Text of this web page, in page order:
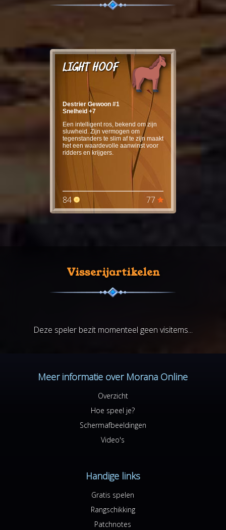
LIGHT HOOF
Destrier Gewoon #1
Snelheid +7
Een intelligent ros, bekend om zijn
sluwheid. Zijn vermogen om
tegenstanders te slim af te zijn maakt
het een waardevolle aanwinst voor
ridders en krijgers.
84 77
Visserijartikelen
Deze speler bezit momenteel geen visitems...
Meer informatie over Morana Online
Overzicht
Hoe speel je?
Schermafbeeldingen
Video's
Handige links
Gratis spelen
Rangschikking
Patchnotes